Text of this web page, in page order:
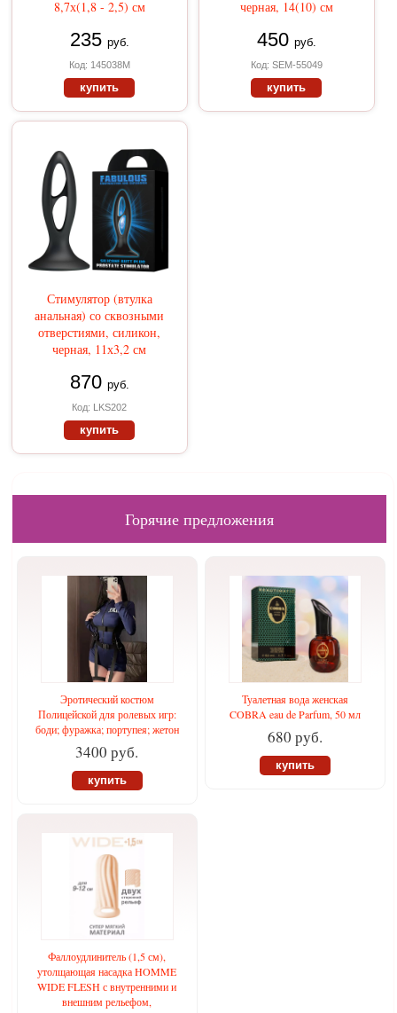
8,7х(1,8 - 2,5) см
235 руб.
Код: 145038М
купить
черная, 14(10) см
450 руб.
Код: SEM-55049
купить
Стимулятор (втулка
анальная) со сквозными
отверстиями, силикон,
черная, 11х3,2 см
870 руб.
Код: LKS202
купить
Горячие предложения
Эротический костюм
Полицейской для ролевых игр:
боди; фуражка; портупея; жетон
3400 руб.
купить
Туалетная вода женская
COBRA eau de Parfum, 50 мл
680 руб.
купить
Фаллоудлинитель (1,5 см),
утолщающая насадка HOMME
WIDE FLESH с внутренними и
внешним рельефом,